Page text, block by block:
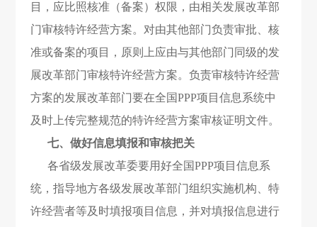
目，应比照核准（备案）权限，由相关发展改革部
门审核特许经营方案。对由其他部门负责审批、核
准或备案的项目，原则上应由与其他部门同级的发
展改革部门审核特许经营方案。负责审核特许经营
方案的发展改革部门要在全国PPP项目信息系统中
及时上传完整规范的特许经营方案审核证明文件。
七、做好信息填报和审核把关
各省级发展改革委要用好全国PPP项目信息系
统，指导地方各级发展改革部门组织实施机构、特
许经营者等及时填报项目信息，并对填报信息进行